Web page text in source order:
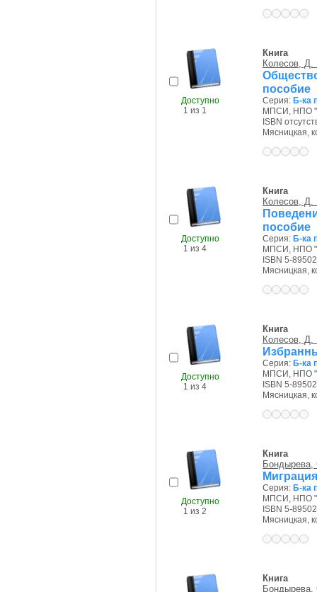
Доступно
1 из 1
Книга
Колесов, Д.
пособие
Серия: Б-ка
МПСИ, НПО
ISBN
Мясницкая,
Доступно
1 из 4
Книга
Колесов, Д.
пособие
Серия: Б-ка
МПСИ, НПО
ISBN 5-
Мясницкая,
Доступно
1 из 4
Книга
Колесов, Д.
Серия: Б-ка
МПСИ, НПО
ISBN 5-
Мясницкая,
Доступно
1 из 2
Книга
Серия: Б-ка
МПСИ, НПО
ISBN 5-
Мясницкая,
Книга